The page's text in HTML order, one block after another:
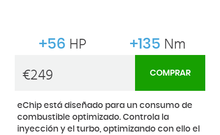
+56 HP +135 Nm
€249 COMPRAR
eChip está diseñado para un consumo de
combustible optimizado. Controla la
inyección y el turbo, optimizando con ello el